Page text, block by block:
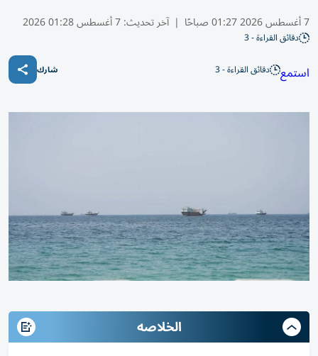
7 أغسطس 2026 01:27 صباحًا | آخر تحديث:7 أغسطس 01:28 2026
دقائق القراءة - 3
استمع دقائق القراءة - 3 شارك
الخلاصه